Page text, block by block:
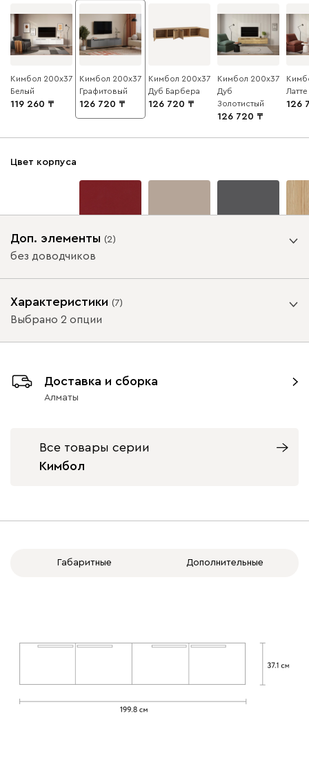
Кимбол 200x37
Белый
119 260
Кимбол 200x37
Графитовый
126 720
Кимбол 200x37
Дуб Барбера
126 720
Кимбол 200x37
Дуб
Золотистый
126 720
Латте
126
Цвет корпуса
Белая Шагрень
Бургундский
Цвет фасада
Доп. элементы (2)
без доводчиков
без доводчиков
Характеристики (7)
Выбрано 2 опции
159.8 169.8 179.8 189.8
40
Доставка и сборка
Алматы
Все товары серии
Кимбол
Габаритные Дополнительные